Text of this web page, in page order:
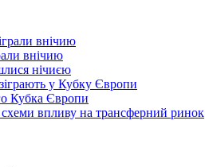
внічию
нічиєю
у Кубку Європи
Кубка Європи
впливу на трансферний ринок